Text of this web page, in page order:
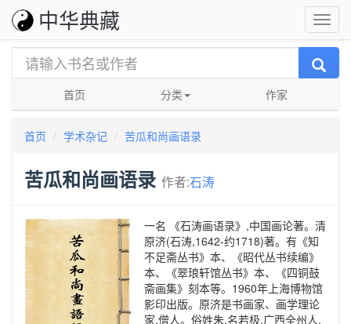
中华典藏
首页 分类 作家
首页 学术杂记 苦瓜和尚画语录
苦瓜和尚画语录 作者:石涛
一名 《石涛画语录》,中国画论著。清
原济(石涛,1642-约1718)著。有《知
不足斋丛书》本、《昭代丛书续编》
本、《翠琅轩馆丛书》本、《四铜鼓
斋画集》刻本等。1960年上海博物馆
影印出版。原济是书画家、画学理论
家,僧人。俗姓朱,名若极,广西全州人,